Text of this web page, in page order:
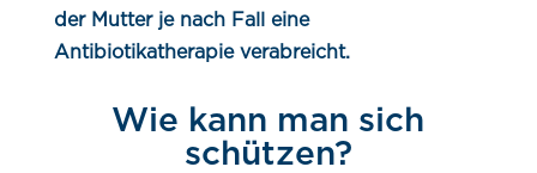
der Mutter je nach Fall eine
Antibiotikatherapie verabreicht.
Wie kann man sich
schützen?